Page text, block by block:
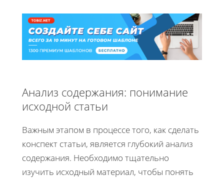
Анализ содержания: понимание
исходной статьи
Важным этапом в процессе того, как сделать
конспект статьи, является глубокий анализ
содержания. Необходимо тщательно
изучить исходный материал, чтобы понять